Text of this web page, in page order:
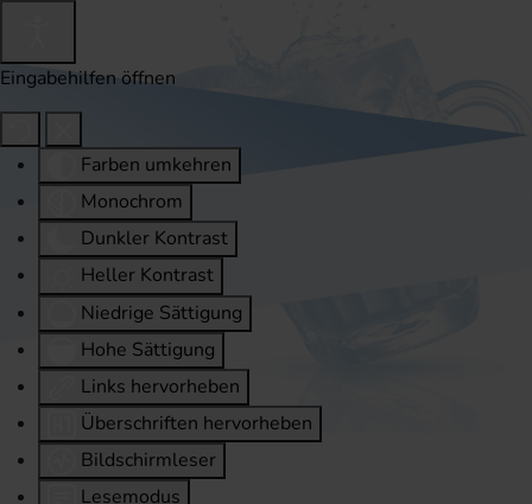
Eingabehilfen öffnen
Farben umkehren
Monochrom
Dunkler Kontrast
Heller Kontrast
Niedrige Sättigung
Hohe Sättigung
Links hervorheben
Überschriften hervorheben
Bildschirmleser
Lesemodus